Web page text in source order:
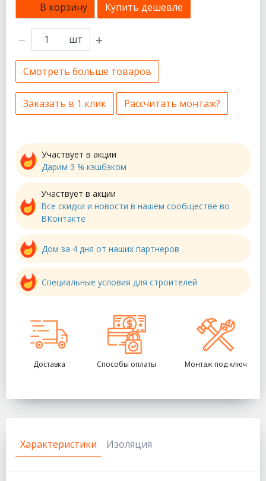
В корзину Купить дешевле
шт
Смотреть больше товаров
Заказать в 1 клик Рассчитать монтаж?
Участвует в акции
Дарим 3 % кэшбэком
Участвует в акции
Все скидки и новости в нашем сообществе во
ВКонтакте
Дом за 4 дня от наших партнеров
Специальные условия для строителей
Доставка Способы оплаты Монтаж под ключ
Характеристики Изоляция